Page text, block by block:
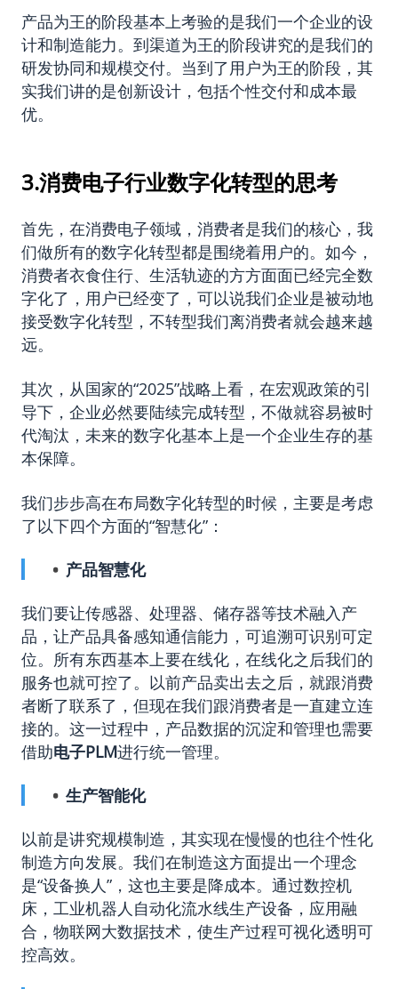
产品为王的阶段基本上考验的是我们一个企业的设
计和制造能力。到渠道为王的阶段讲究的是我们的
研发协同和规模交付。当到了用户为王的阶段，其
实我们讲的是创新设计，包括个性交付和成本最
优。
3.消费电子行业数字化转型的思考
首先，在消费电子领域，消费者是我们的核心，我
们做所有的数字化转型都是围绕着用户的。如今，
消费者衣食住行、生活轨迹的方方面面已经完全数
字化了，用户已经变了，可以说我们企业是被动地
接受数字化转型，不转型我们离消费者就会越来越
远。
其次，从国家的“2025”战略上看，在宏观政策的引
导下，企业必然要陆续完成转型，不做就容易被时
代淘汰，未来的数字化基本上是一个企业生存的基
本保障。
我们步步高在布局数字化转型的时候，主要是考虑
了以下四个方面的“智慧化”：
产品智慧化
我们要让传感器、处理器、储存器等技术融入产
品，让产品具备感知通信能力，可追溯可识别可定
位。所有东西基本上要在线化，在线化之后我们的
服务也就可控了。以前产品卖出去之后，就跟消费
者断了联系了，但现在我们跟消费者是一直建立连
接的。这一过程中，产品数据的沉淀和管理也需要
借助电子PLM进行统一管理。
生产智能化
以前是讲究规模制造，其实现在慢慢的也往个性化
制造方向发展。我们在制造这方面提出一个理念
是“设备换人”，这也主要是降成本。通过数控机
床，工业机器人自动化流水线生产设备，应用融
合，物联网大数据技术，使生产过程可视化透明可
控高效。